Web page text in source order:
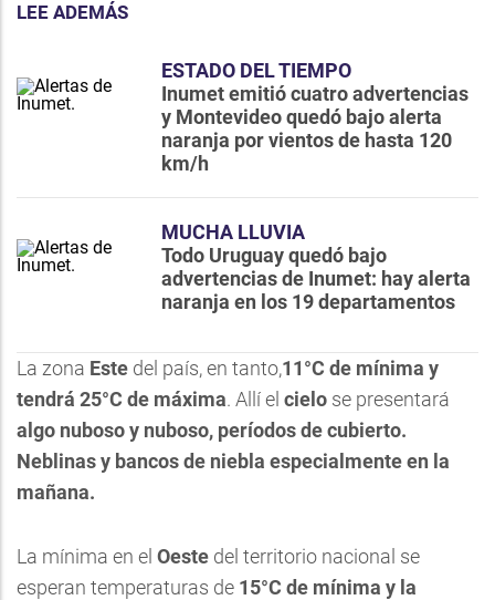
LEE ADEMÁS
ESTADO DEL TIEMPO
Inumet emitió cuatro advertencias
y Montevideo quedó bajo alerta
naranja por vientos de hasta 120
km/h
MUCHA LLUVIA
Todo Uruguay quedó bajo
advertencias de Inumet: hay alerta
naranja en los 19 departamentos
La zona Este del país, en tanto,11°C de mínima y
tendrá 25°C de máxima. Allí el cielo se presentará
algo nuboso y nuboso, períodos de cubierto.
Neblinas y bancos de niebla especialmente en la
mañana.
La mínima en el Oeste del territorio nacional se
esperan temperaturas de 15°C de mínima y la